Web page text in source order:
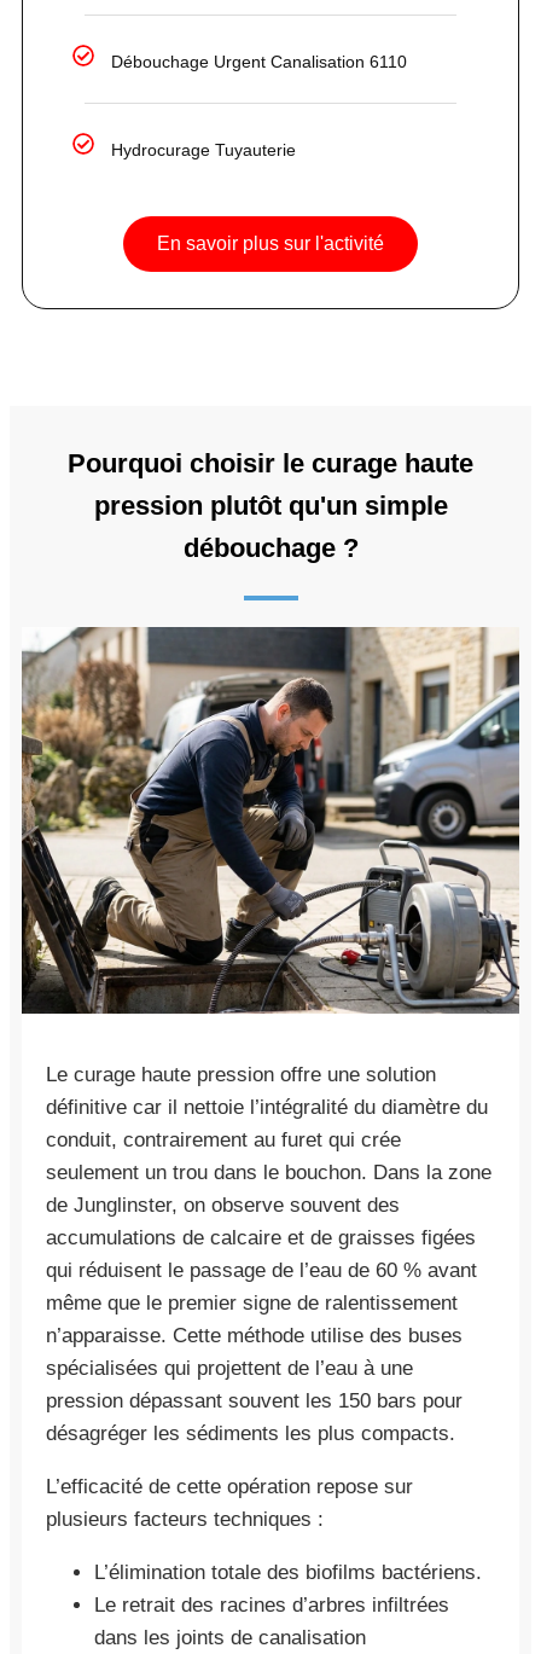
Débouchage Urgent Canalisation 6110
Hydrocurage Tuyauterie
En savoir plus sur l'activité
Pourquoi choisir le curage haute
pression plutôt qu'un simple
débouchage ?
Le curage haute pression offre une solution
définitive car il nettoie l’intégralité du diamètre du
conduit, contrairement au furet qui crée
seulement un trou dans le bouchon. Dans la zone
de Junglinster, on observe souvent des
accumulations de calcaire et de graisses figées
qui réduisent le passage de l’eau de 60 % avant
même que le premier signe de ralentissement
n’apparaisse. Cette méthode utilise des buses
spécialisées qui projettent de l’eau à une
pression dépassant souvent les 150 bars pour
désagréger les sédiments les plus compacts.
L’efficacité de cette opération repose sur
plusieurs facteurs techniques :
L’élimination totale des biofilms bactériens.
Le retrait des racines d’arbres infiltrées
dans les joints de canalisation